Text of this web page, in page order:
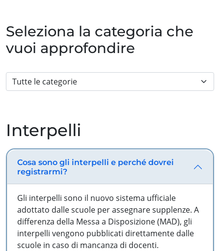
Seleziona la categoria che
vuoi approfondire
Interpelli
Cosa sono gli interpelli e perché dovrei
registrarmi?
Gli interpelli sono il nuovo sistema ufficiale
adottato dalle scuole per assegnare supplenze. A
differenza della Messa a Disposizione (MAD), gli
interpelli vengono pubblicati direttamente dalle
scuole in caso di mancanza di docenti.